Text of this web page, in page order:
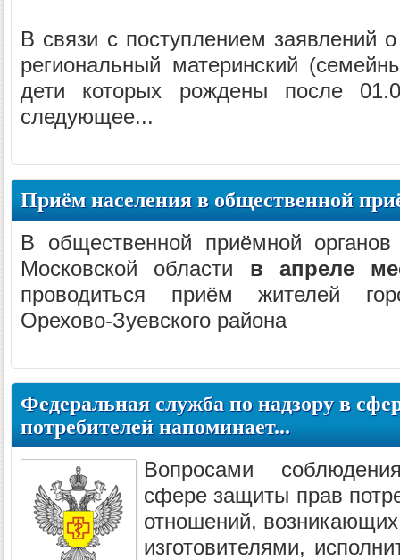
В связи с поступлением заявлений
региональный материнский
дети которых рождены после
следующее...
Приём населения в общественной
В общественной приёмной органов
Московской области в апреле
проводиться приём жителей
Орехово-Зуевского района
Федеральная служба по надзору в
потребителей напоминает...
Вопросами
сфере защиты прав
отношений,
изготовителями,